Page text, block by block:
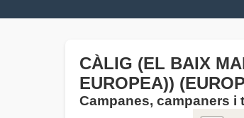
CÀLIG (EL BAIX
EUROPEA))
Campanes, campaners i